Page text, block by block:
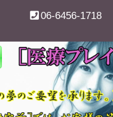
06-6456-1718